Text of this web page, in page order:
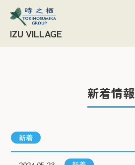
IZU VILLAGE
新着情報
新着